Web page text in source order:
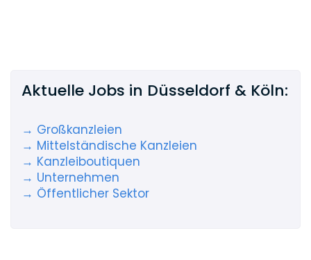
Aktuelle Jobs in Düsseldorf & Köln:
→ Großkanzleien
→ Mittelständische Kanzleien
→ Kanzleiboutiquen
→ Unternehmen
→ Öffentlicher Sektor